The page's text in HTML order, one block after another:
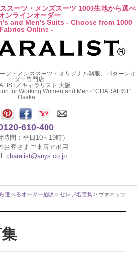
スーツ・メンズスーツ 1000生地から選べ
ンラインオーダー
and Men's Suits - Choose from 1000
Fabrics Online -
ツ・メンズスーツ・オリジナル制服、パターンオ
ーダー専門店
／キャラリスト 大阪
for Working Women and Men - "CHARALIST"
Osaka
610-400
時間：平日10～19時）
お客さまご来店アポ用
charalist@anys.co.jp
選べるオーダー通販 > セレブ名言集 > ヴァネッサ